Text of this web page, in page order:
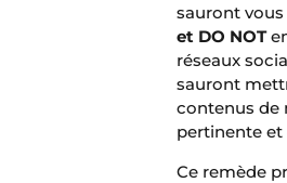
sauront
et DO NOT
réseaux
sauront
contenus de
pertinente et
Ce remède